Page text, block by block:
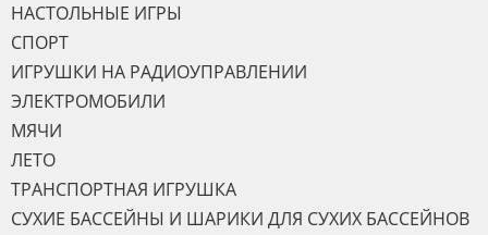
НАСТОЛЬНЫЕ ИГРЫ
СПОРТ
ИГРУШКИ НА РАДИОУПРАВЛЕНИИ
ЭЛЕКТРОМОБИЛИ
МЯЧИ
ЛЕТО
ТРАНСПОРТНАЯ ИГРУШКА
СУХИЕ БАССЕЙНЫ И ШАРИКИ ДЛЯ СУХИХ БАССЕЙНОВ